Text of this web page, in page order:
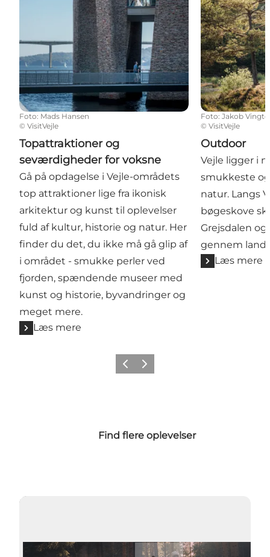
Foto: Mads Hansen
© VisitVejle
Topattraktioner og
seværdigheder for voksne
Gå på opdagelse i Vejle-områdets
top attraktioner lige fra ikonisk
arkitektur og kunst til oplevelser
fuld af kultur, historie og natur. Her
finder du det, du ikke må gå glip af
i området - smukke perler ved
fjorden, spændende museer med
kunst og historie, byvandringer og
meget mere.
Læs mere
Foto: Jakob
©VisitVejle
Outdoor
Vejle ligger i
smukkeste
natur. Langs
bøgeskove
Grejsdalen og
gennem
Læs mere
ForrigeNæste
Find flere oplevelser
Afspil video